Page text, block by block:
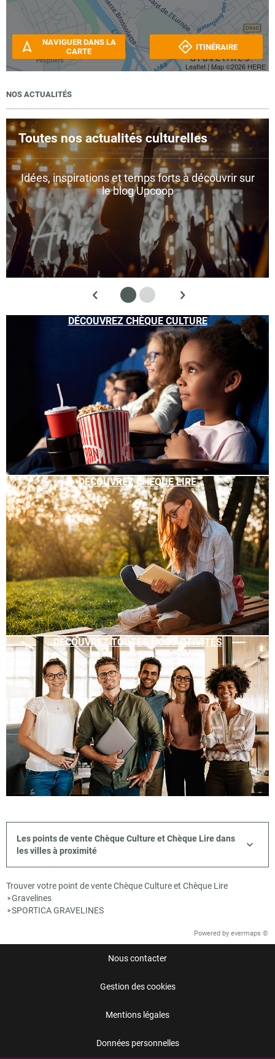
Leaflet | Map ©2026 HERE
NAVIGUER DANS LA
CARTE
ITINÉRAIRE
NOS ACTUALITÉS
Toutes nos actualités culturelles
Idées, inspirations et temps forts à découvrir sur
le blog Upcoop
DÉCOUVREZ CHÈQUE CULTURE
DÉCOUVREZ CHÈQUE LIRE
DÉCOUVREZ TOUTES NOS ACTIVITÉS
Les points de vente Chèque Culture et Chèque Lire dans
les villes à proximité
Trouver votre point de vente Chèque Culture et Chèque Lire
>Gravelines
>SPORTICA GRAVELINES
Powered by evermaps ©
Nous contacter
Gestion des cookies
Mentions légales
Données personnelles